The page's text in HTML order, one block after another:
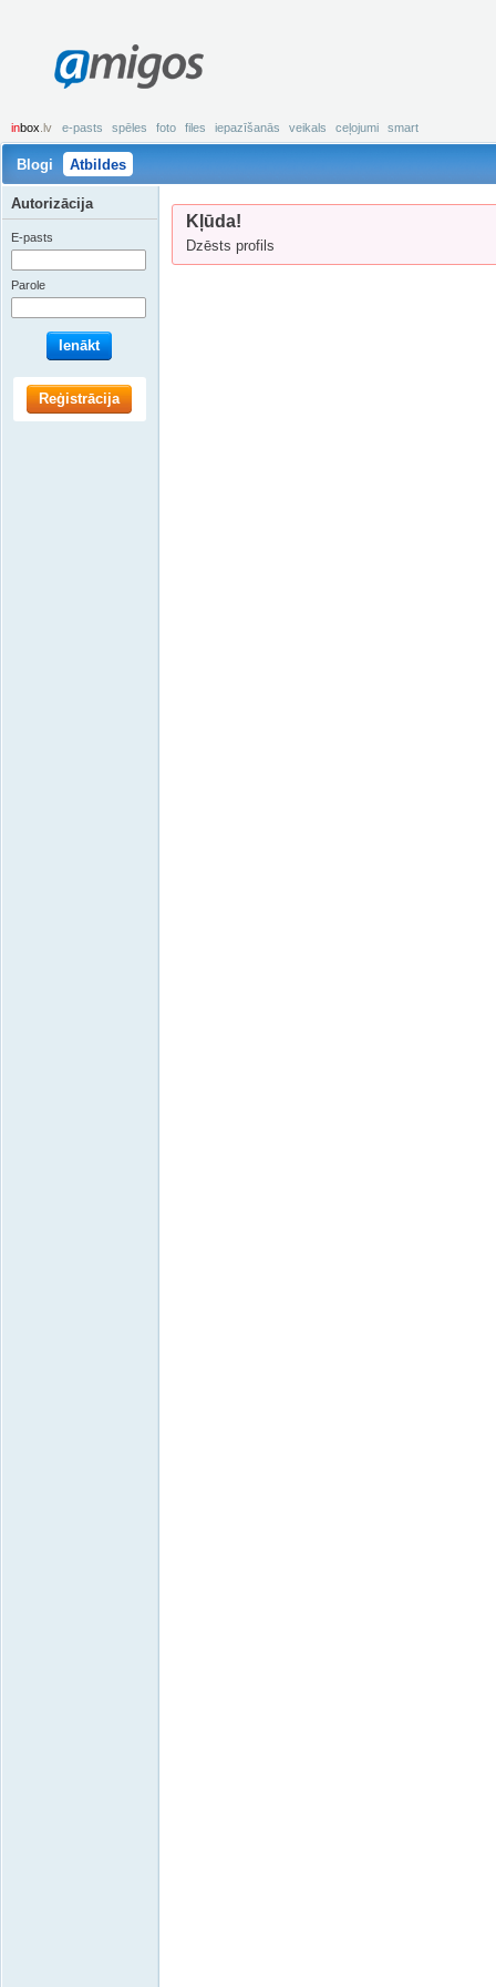
amigos
inbox .lv e-pasts spēles foto files iepazīšanās veikals ceļojumi smart
Blogi Atbildes
Kļūda!
Dzēsts profils
Autorizācija
E-pasts
Parole
Ienākt
Reģistrācija